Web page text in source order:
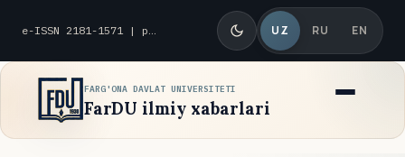
e-ISSN 2181-1571 | p-ISSN 2010-8419 UZ RU EN
FARG'ONA DAVLAT UNIVERSITETI
FarDU ilmiy xabarlari